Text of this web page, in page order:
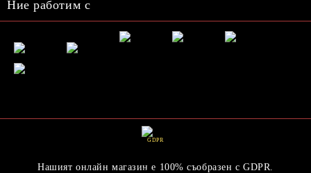
Ние работим с
GDPR
Нашият онлайн магазин е 100% съобразен с GDPR.